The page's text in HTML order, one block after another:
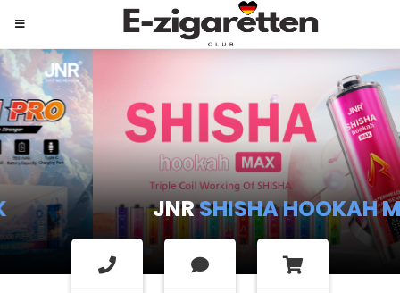
JNRSHISHA HOOKAH MAX